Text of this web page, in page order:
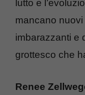
lutto e
mancano
imbarazzanti e
grottesco che
Renee